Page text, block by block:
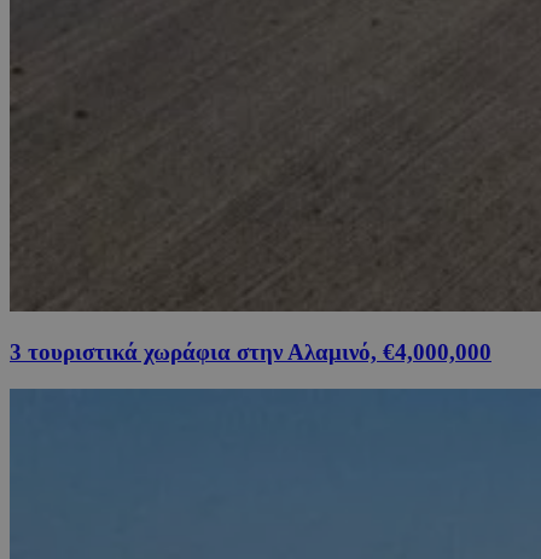
3 τουριστικά χωράφια στην Αλαμινό, €4,000,000